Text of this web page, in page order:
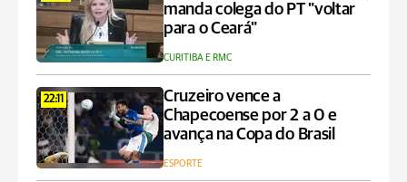
manda colega do PT "voltar
para o Ceará"
CURITIBA E RMC
22:11
Cruzeiro vence a
Chapecoense por 2 a 0 e
avança na Copa do Brasil
ESPORTE